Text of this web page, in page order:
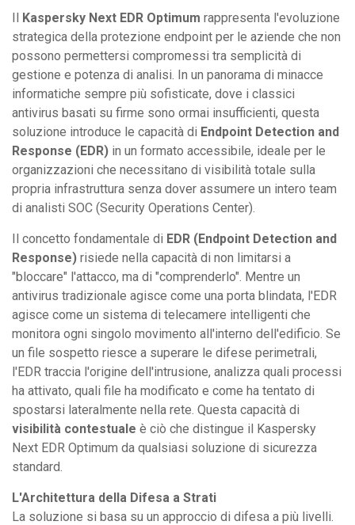
Il Kaspersky Next EDR Optimum rappresenta l'evoluzione
strategica della protezione endpoint per le aziende che non
possono permettersi compromessi tra semplicità di
gestione e potenza di analisi. In un panorama di minacce
informatiche sempre più sofisticate, dove i classici
antivirus basati su firme sono ormai insufficienti, questa
soluzione introduce le capacità di Endpoint Detection and
Response (EDR) in un formato accessibile, ideale per le
organizzazioni che necessitano di visibilità totale sulla
propria infrastruttura senza dover assumere un intero team
di analisti SOC (Security Operations Center).
Il concetto fondamentale di EDR (Endpoint Detection and
Response) risiede nella capacità di non limitarsi a
"bloccare" l'attacco, ma di "comprenderlo". Mentre un
antivirus tradizionale agisce come una porta blindata, l'EDR
agisce come un sistema di telecamere intelligenti che
monitora ogni singolo movimento all'interno dell'edificio. Se
un file sospetto riesce a superare le difese perimetrali,
l'EDR traccia l'origine dell'intrusione, analizza quali processi
ha attivato, quali file ha modificato e come ha tentato di
spostarsi lateralmente nella rete. Questa capacità di
visibilità contestuale è ciò che distingue il Kaspersky
Next EDR Optimum da qualsiasi soluzione di sicurezza
standard.
L'Architettura della Difesa a Strati
La soluzione si basa su un approccio di difesa a più livelli.